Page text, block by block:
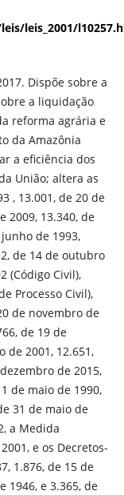
leis_2001/
Dispõe sobre a
a liquidação
reforma agrária e
da Amazônia
a eficiência dos
União; altera as
, 13.001, de 20 de
2009, 13.340, de
de 1993,
de 14 de outubro
(Código Civil),
Processo Civil),
de novembro de
de 19 de
de 2001, 12.651,
de 2015,
de maio de 1990,
31 de maio de
a Medida
e os Decretos-
1.876, de 15 de
1946, e 3.365, de